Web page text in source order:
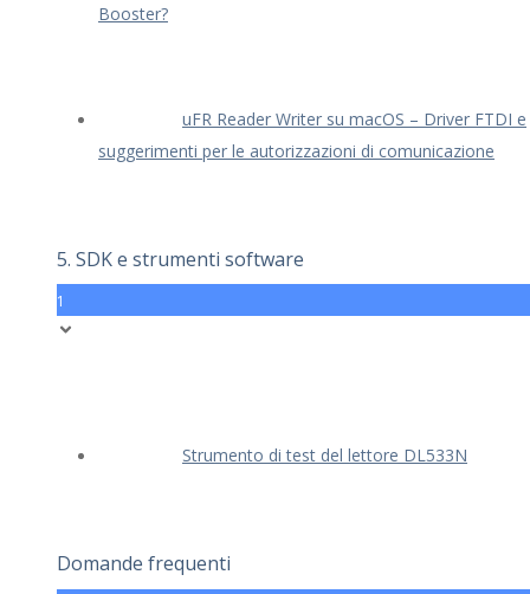
Booster?
uFR Reader Writer su macOS – Driver FTDI e
suggerimenti per le autorizzazioni di comunicazione
5. SDK e strumenti software
1
Strumento di test del lettore DL533N
Domande frequenti